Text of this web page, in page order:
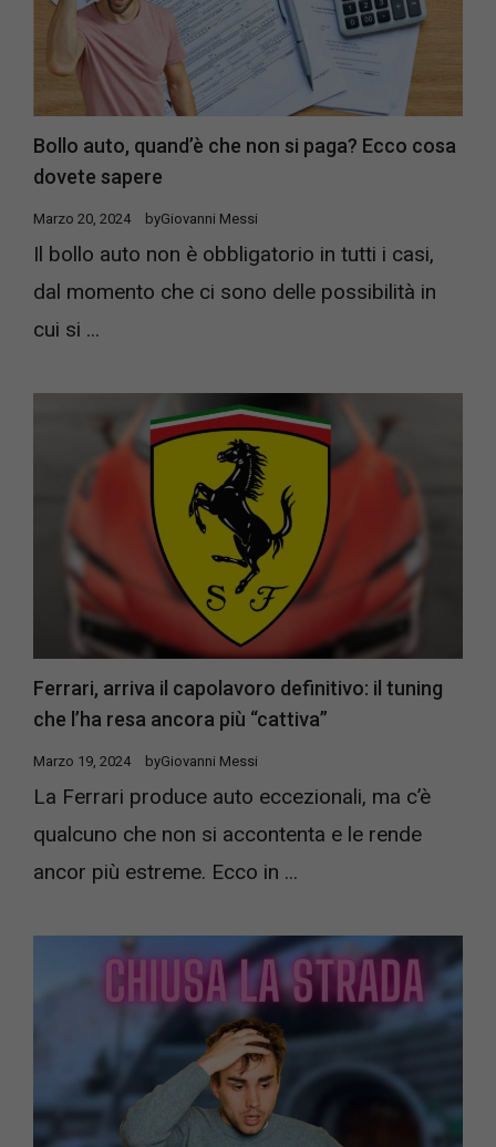
Bollo auto, quand’è che non si paga? Ecco cosa
dovete sapere
Marzo 20, 2024 byGiovanni Messi
Il bollo auto non è obbligatorio in tutti i casi,
dal momento che ci sono delle possibilità in
cui si ...
Ferrari, arriva il capolavoro definitivo: il tuning
che l’ha resa ancora più “cattiva”
Marzo 19, 2024 byGiovanni Messi
La Ferrari produce auto eccezionali, ma c’è
qualcuno che non si accontenta e le rende
ancor più estreme. Ecco in ...